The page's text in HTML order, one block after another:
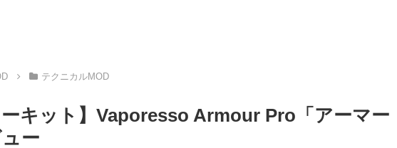
テクニカルMOD
ーキット】Vaporesso Armour Pro「アーマー
ー